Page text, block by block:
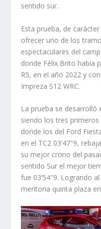
sentido sur.
Esta prueba, de
ofrecer uno de los
espectaculares del
donde Félix Brito había
R5, en el año 2022 y
Impreza S12 WRC.
La prueba se desarrolló
siendo los tres
donde los del Ford
en el TC2 03’47″9,
su mejor crono del
sentido Sur el mejor
fue 03’54″9. Logrando
meritoria quinta plaza